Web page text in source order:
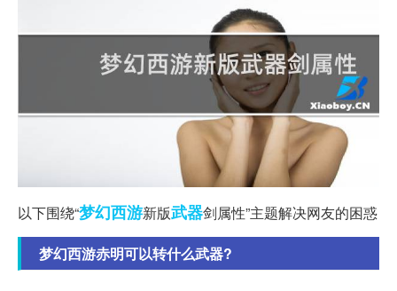
以下围绕“梦幻西游新版武器剑属性”主题解决网友的困惑
梦幻西游赤明可以转什么武器?